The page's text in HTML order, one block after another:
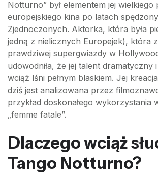
Notturno” był elementem jej
europejskiego kina po latach
Zjednoczonych. Aktorka, która była
jedną z nielicznych Europejek), która
prawdziwej supergwiazdy w
udowodniła, że jej talent dramatyczny
wciąż lśni pełnym blaskiem. Jej
dziś jest analizowana przez
przykład doskonałego wykorzystania
„femme fatale”.
Dlaczego wciąż
Tango Notturno?